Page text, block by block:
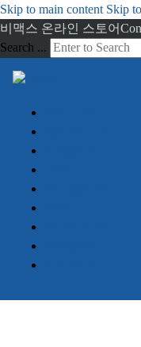
Skip to main content Skip
비맥스 온라인 스토어
Search ...